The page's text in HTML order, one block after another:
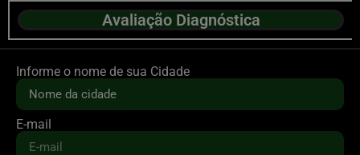
Avaliação Diagnóstica
Informe o nome de sua Cidade
E-mail